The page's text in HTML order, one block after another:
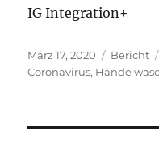
IG Integration+
Veröffentlicht
am
März 17, 2020 Bericht
Coronavirus, Hände